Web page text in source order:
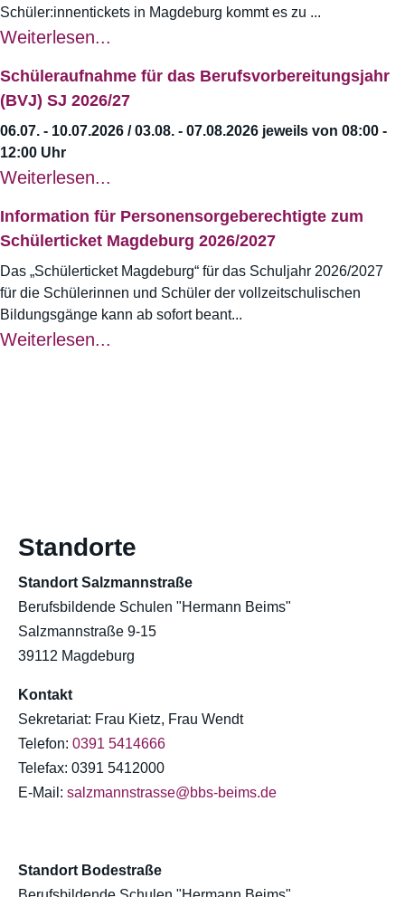
Schüler:innentickets in Magdeburg kommt es zu ...
Weiterlesen...
Schüleraufnahme für das Berufsvorbereitungsjahr
(BVJ) SJ 2026/27
06.07. - 10.07.2026 / 03.08. - 07.08.2026 jeweils von 08:00 -
12:00 Uhr
Weiterlesen...
Information für Personensorgeberechtigte zum
Schülerticket Magdeburg 2026/2027
Das „Schülerticket Magdeburg“ für das Schuljahr 2026/2027
für die Schülerinnen und Schüler der vollzeitschulischen
Bildungsgänge kann ab sofort beant...
Weiterlesen...
Standorte
Standort Salzmannstraße
Berufsbildende Schulen "Hermann Beims"
Salzmannstraße 9-15
39112 Magdeburg
Kontakt
Sekretariat: Frau Kietz, Frau Wendt
Telefon: 0391 5414666
Telefax: 0391 5412000
E-Mail: salzmannstrasse@bbs-beims.de
Standort Bodestraße